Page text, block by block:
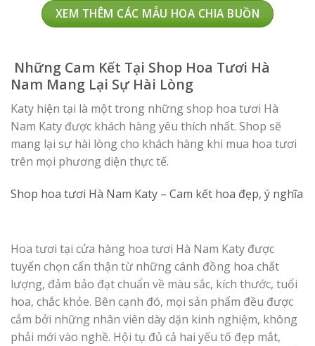
XEM THÊM CÁC MẪU HOA CHIA BUỒN
Những Cam Kết Tại Shop Hoa Tươi Hà
Nam Mang Lại Sự Hài Lòng
Katy hiện tại là một trong những shop hoa tươi Hà
Nam Katy được khách hàng yêu thích nhất. Shop sẽ
mang lại sự hài lòng cho khách hàng khi mua hoa tươi
trên mọi phương diện thực tế.
Shop hoa tươi Hà Nam Katy – Cam kết hoa đẹp, ý nghĩa
Hoa tươi tại cửa hàng hoa tươi Hà Nam Katy được
tuyển chọn cẩn thận từ những cánh đồng hoa chất
lượng, đảm bảo đạt chuẩn về màu sắc, kích thước, tuổi
hoa, chắc khỏe. Bên cạnh đó, mọi sản phẩm đều được
cắm bởi những nhân viên dày dặn kinh nghiệm, không
phải mới vào nghề. Hội tụ đủ cả hai yếu tố đẹp mắt,